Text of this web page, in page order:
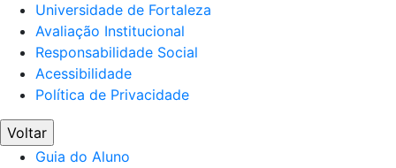
Universidade de Fortaleza
Avaliação Institucional
Responsabilidade Social
Acessibilidade
Política de Privacidade
Voltar
Guia do Aluno